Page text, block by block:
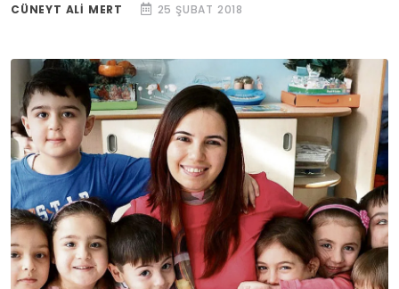
CÜNEYT ALI MERT 25 ŞUBAT 2018